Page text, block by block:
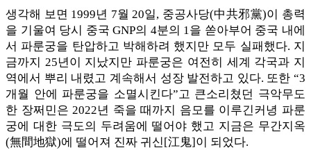
생각해 보면 1999년 7월 20일, 중공사당(中共邪黨)이 총력
을 기울여 당시 중국 GNP의 4분의 1을 쏟아부어 중국 내에
서 파룬궁을 탄압하고 박해하려 했지만 모두 실패했다. 지
금까지 25년이 지났지만 파룬궁은 여전히 ​​세계 각국과 지
역에서 뿌리 내렸고 계속해서 성장 발전하고 있다. 또한 “3
개월 안에 파룬궁을 소멸시킨다”고 큰소리쳤던 극악무도
한 장쩌민은 2022년 죽을 때까지 음모를 이루긴커녕 파룬
궁에 대한 극도의 두려움에 떨어야 했고 지금은 무간지옥
(無間地獄)에 떨어져 진짜 귀신[江鬼]이 되었다.